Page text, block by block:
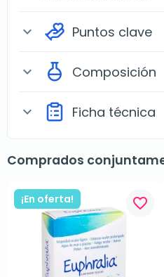
expand_more Puntos clave
expand_more Composición
expand_more Ficha técnica
Comprados
¡En oferta! favorite_border